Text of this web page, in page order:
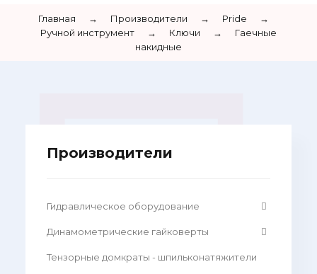
Главная → Производители → Pride
→
Ручной инструмент
→ Ключи →
Гаечные
накидные
Производители
Гидравлическое оборудование
Динамометрические гайковерты
Тензорные домкраты - шпильконатяжители